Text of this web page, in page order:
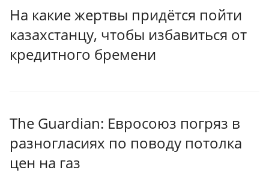
На какие жертвы придётся пойти
казахстанцу, чтобы избавиться от
кредитного бремени
The Guardian: Евросоюз погряз в
разногласиях по поводу потолка
цен на газ